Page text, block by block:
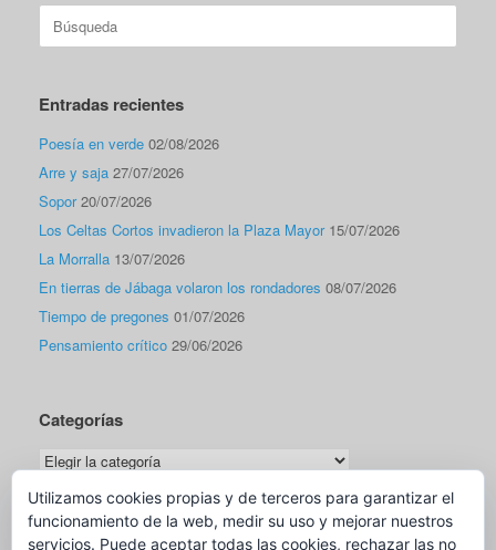
Buscar:
Entradas recientes
Poesía en verde 02/08/2026
Arre y saja 27/07/2026
Sopor 20/07/2026
Los Celtas Cortos invadieron la Plaza Mayor 15/07/2026
La Morralla 13/07/2026
En tierras de Jábaga volaron los rondadores 08/07/2026
Tiempo de pregones 01/07/2026
Pensamiento crítico 29/06/2026
Categorías
Categorías
Traductor
Utilizamos cookies propias y de terceros para garantizar el
funcionamiento de la web, medir su uso y mejorar nuestros
servicios. Puede aceptar todas las cookies, rechazar las no